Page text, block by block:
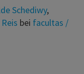
Schediwy,
bei facultas /